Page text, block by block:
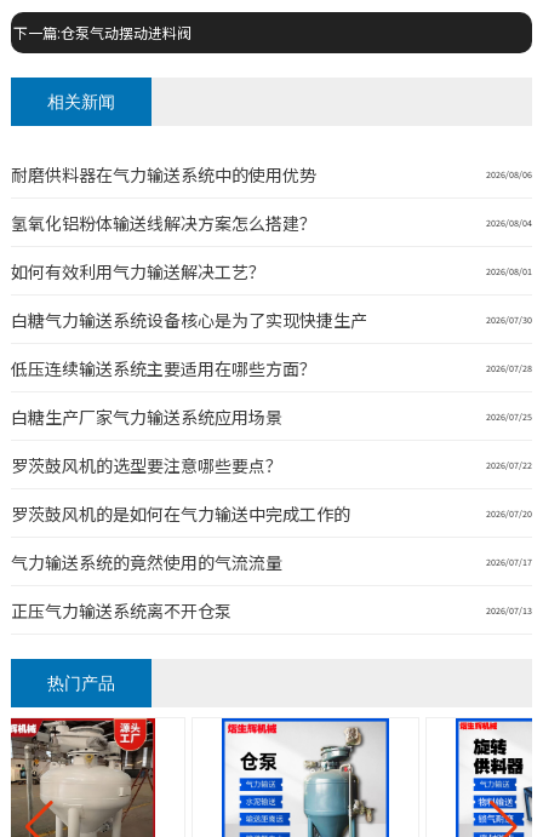
下一篇:仓泵气动摆动进料阀
相关新闻
耐磨供料器在气力输送系统中的使用优势 2026/08/06
氢氧化铝粉体输送线解决方案怎么搭建？ 2026/08/04
如何有效利用气力输送解决工艺？ 2026/08/01
白糖气力输送系统设备核心是为了实现快捷生产 2026/07/30
低压连续输送系统主要适用在哪些方面？ 2026/07/28
白糖生产厂家气力输送系统应用场景 2026/07/25
罗茨鼓风机的选型要注意哪些要点？ 2026/07/22
罗茨鼓风机的是如何在气力输送中完成工作的 2026/07/20
气力输送系统的竟然使用的气流流量 2026/07/17
正压气力输送系统离不开仓泵 2026/07/13
热门产品